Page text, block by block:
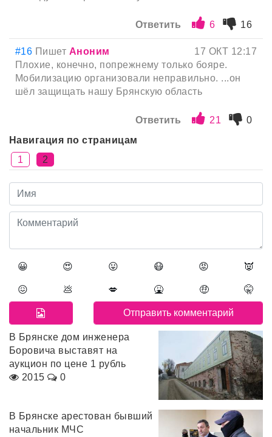
Ответить 6 16
#16 Пишет Аноним
17 ОКТ 12:17
Плохие, конечно, попрежнему только бояре.
Мобилизацию организовали неправильно. ...он
шёл защищать нашу Брянскую область
Ответить 21
0
Навигация по страницам
1
2
😀 😍 😛 😷 😡 👿
😖 💩 💋 🤮 🤑 🤫
В Брянске дом инженера
Боровича выставят на
аукцион по цене 1 рубль
2015
0
В Брянске арестован бывший
начальник МЧС